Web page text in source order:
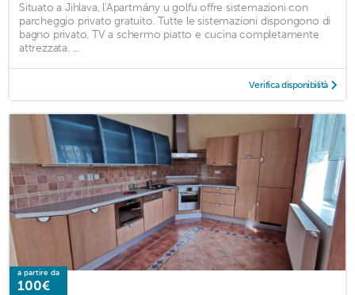
Situato a Jihlava, l'Apartmány u golfu offre sistemazioni con
parcheggio privato gratuito. Tutte le sistemazioni dispongono di
bagno privato, TV a schermo piatto e cucina completamente
attrezzata. ...
Verifica disponibilità
a partire da
100€